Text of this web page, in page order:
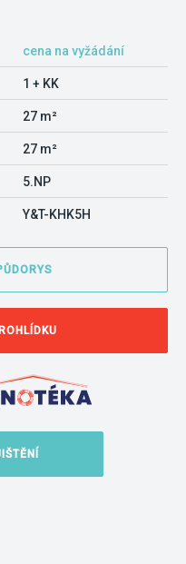
cena na vyžádání
1 + KK
27 m²
27 m²
5.NP
Y&T-KHK5H